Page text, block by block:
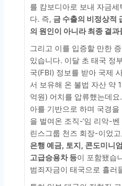
를 캄보디아로 보내 자금
다. 즉, 금 수출의 비정상적
의 원인이 아니라 최종 결과
그리고 이를 입증할 만한
있습니다. 이달 초 태국 정
국(FBI) 정보를 받아 국제
서 보유해 온 불법 자산 약
억원) 어치를 압류했는데
아를 기반으로 하며 국경
을 벌여온 조직-‘임 리악-벤
린스그룹 천즈 회장-이었
은행 예금, 토지, 콘도미니
고급승용차 등이 포함됐습
범죄자금이 태국으로 흘러